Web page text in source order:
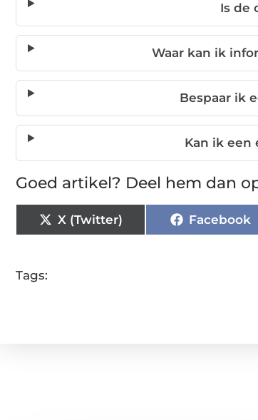
Is de
Waar kan ik
Bespaar ik
Kan ik een
Goed artikel? Deel hem dan
X (Twitter) Facebook
Tags: